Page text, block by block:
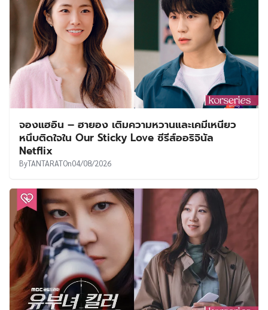
จองแฮอิน – ฮายอง เติมความหวานและเคมีเหนียว
หนึบติดใจใน Our Sticky Love ซีรีส์ออริจินัล
Netflix
ByTANTARATOn04/08/2026